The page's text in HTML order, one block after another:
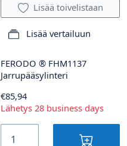
Lisää toivelistaan
Lisää vertailuun
FERODO ® FHM1137
Jarrupääsylinteri
€85,94
Lähetys 28 business days